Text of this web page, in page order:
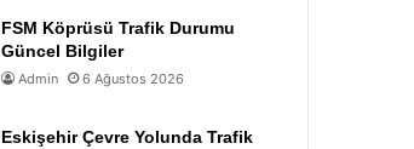
FSM Köprüsü Trafik Durumu
Güncel Bilgiler
Admin 6 Ağustos 2026
Eskişehir Çevre Yolunda Trafik